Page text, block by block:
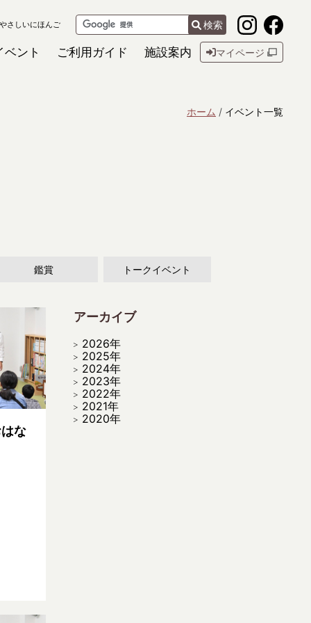
さしいにほんご 検索
ベント ご利用ガイド 施設案内 マイページ
ホーム イベント一覧
鑑賞 トークイベント
な
アーカイブ
2026年
2025年
2024年
2023年
2022年
2021年
2020年